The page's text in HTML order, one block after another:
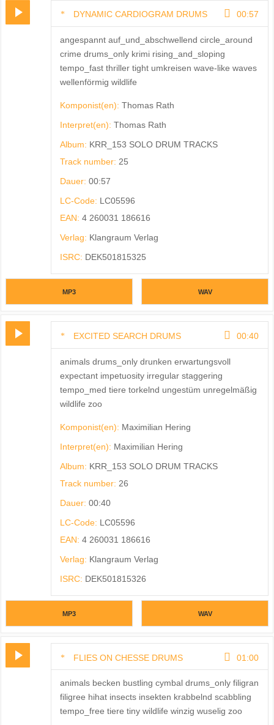
DYNAMIC CARDIOGRAM DRUMS 00:57
angespannt auf_und_abschwellend circle_around
crime drums_only krimi rising_and_sloping
tempo_fast thriller tight umkreisen wave-like waves
wellenförmig wildlife
Komponist(en): Thomas Rath
Interpret(en): Thomas Rath
Album: KRR_153 SOLO DRUM TRACKS
Track number: 25
Dauer: 00:57
LC-Code: LC05596
EAN: 4 260031 186616
Verlag: Klangraum Verlag
ISRC: DEK501815325
MP3 WAV
EXCITED SEARCH DRUMS 00:40
animals drums_only drunken erwartungsvoll
expectant impetuosity irregular staggering
tempo_med tiere torkelnd ungestüm unregelmäßig
wildlife zoo
Komponist(en): Maximilian Hering
Interpret(en): Maximilian Hering
Album: KRR_153 SOLO DRUM TRACKS
Track number: 26
Dauer: 00:40
LC-Code: LC05596
EAN: 4 260031 186616
Verlag: Klangraum Verlag
ISRC: DEK501815326
MP3 WAV
FLIES ON CHESSE DRUMS 01:00
animals becken bustling cymbal drums_only filigran
filigree hihat insects insekten krabbelnd scabbling
tempo_free tiere tiny wildlife winzig wuselig zoo